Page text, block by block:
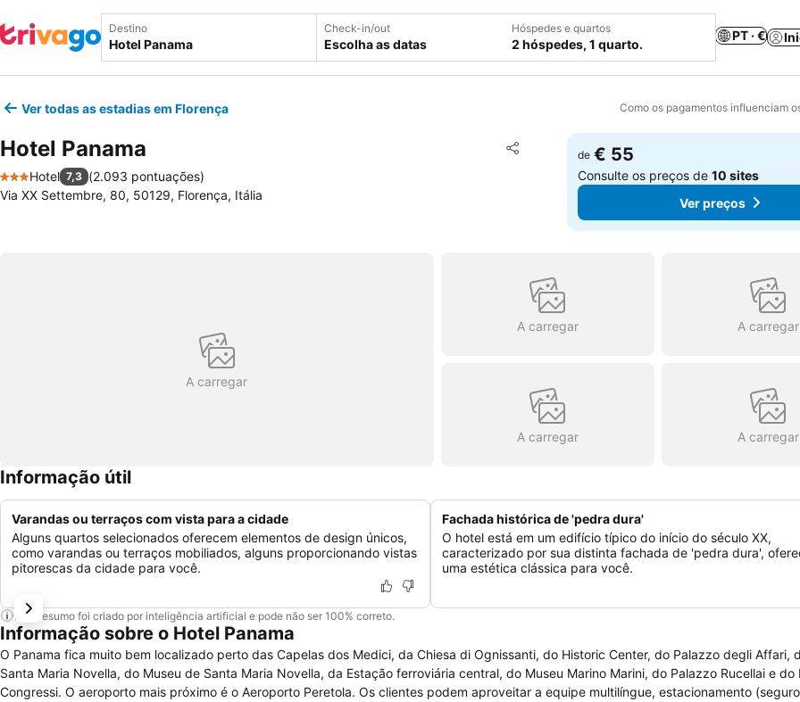
Destino Check-in/out
Escolha as datas
Hóspedes e quartos
2 hóspedes, 1 quarto.
PT · €
Ver todas as estadias em Florença Como os pagamentos influenciam
Hotel Panama Partilhar
Adicionar aos favoritos
3 Estrelas
Hotel 7,3 (2.093 pontuações)
Via XX Settembre, 80, 50129, Florença, Itália
de € 55
Consulte os preços de10 sites
Ver preços
A carregar
A carregar A carregar
A carregar A carregar
Informação útil
Varandas ou terraços com vista para a cidade
Alguns quartos selecionados oferecem elementos de design únicos,
como varandas ou terraços mobiliados, alguns proporcionando vistas
pitorescas da cidade para você.
Fachada histórica de 'pedra dura'
O hotel está em um edifício típico do início do século XX,
caracterizado por sua distinta fachada de 'pedra dura',
uma estética clássica para você.
Este resumo foi criado por inteligência artificial e pode não ser 100% correto.
Informação sobre o Hotel Panama
O Panama fica muito bem localizado perto das Capelas dos Medici, da Chiesa di Ognissanti, do Historic Center, do Palazzo degli Affari,
Santa Maria Novella, do Museu de Santa Maria Novella, da Estação ferroviária central, do Museu Marino Marini, do Palazzo Rucellai e do
Congressi. O aeroporto mais próximo é o Aeroporto Peretola. Os clientes podem aproveitar a equipe multilíngue, estacionamento (seguro), serviço de